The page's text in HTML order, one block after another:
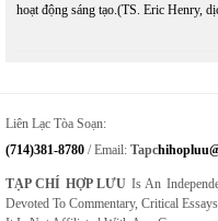
hoạt động sáng tạo.(TS. Eric Henry,
Liên Lạc Tòa Soạn:
(714)381-8780 / Email: Tapc
TẠP CHÍ HỢP LƯU Is An
Devoted To Commentary, Critical